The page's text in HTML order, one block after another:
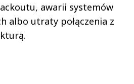
awarii systemów
albo utraty połączenia z